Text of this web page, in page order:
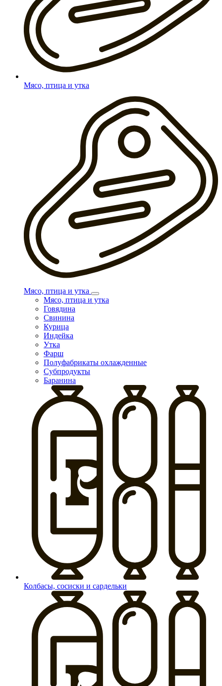
Мясо, птица и утка
Мясо, птица и утка
Мясо, птица и утка
Говядина
Свинина
Курица
Индейка
Утка
Фарш
Полуфабрикаты охлажденные
Субпродукты
Баранина
Колбасы, сосиски и сардельки